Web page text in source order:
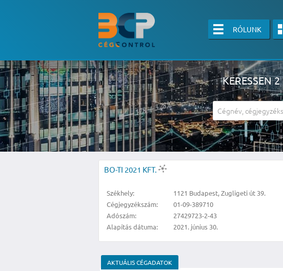
RÓLUNK
KERESSEN
A részletes kereső csak belépett felhasználók
BO-TI 2021 KFT.
Székhely:
1121 Budapest, Zugligeti út 39.
Cégjegyzékszám:
01-09-389710
Adószám:
27429723-2-43
Alapítás dátuma:
2021. június 30.
AKTUÁLIS CÉGADATOK